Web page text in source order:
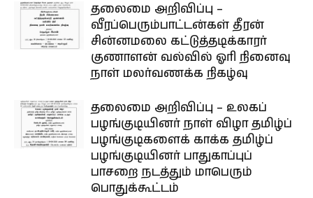
தலைமை அறிவிப்பு –
வீரப்பெரும்பாட்டன்கள் தீரன்
சின்னமலை கட்டுத்தடிக்காரர்
குணாளன் வல்வில் ஓரி நினைவு
நாள் மலர்வணக்க நிகழ்வு
தலைமை அறிவிப்பு – உலகப்
பழங்குடியினர் நாள் விழா தமிழ்ப்
பழங்குடிகளைக் காக்க தமிழ்ப்
பழங்குடியினர் பாதுகாப்புப்
பாசறை நடத்தும் மாபெரும்
பொதுக்கூட்டம்